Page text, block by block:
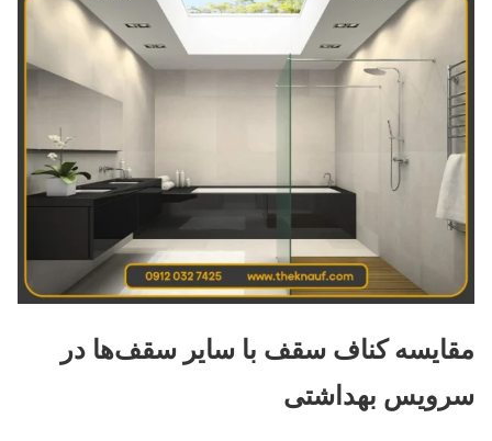
مقایسه کناف سقف با سایر سقف‌ها در
سرویس بهداشتی